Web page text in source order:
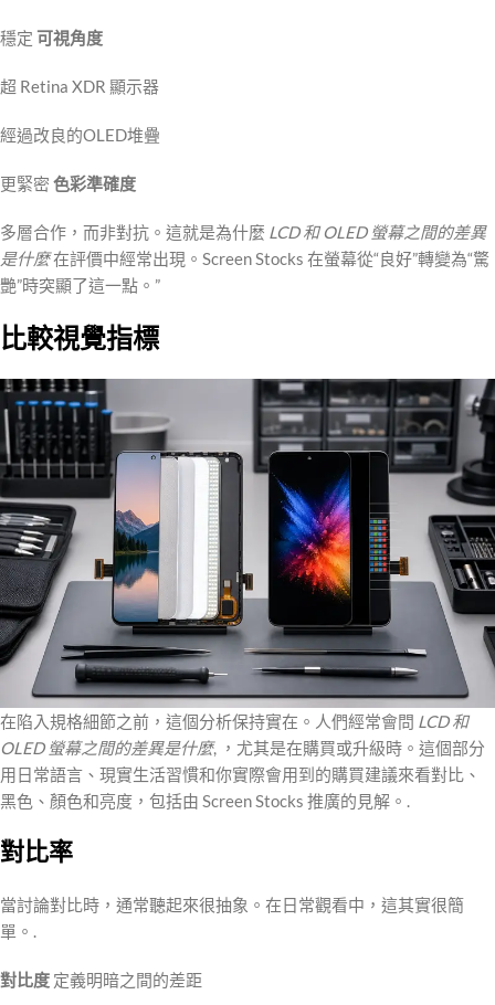
穩定 可視角度
超 Retina XDR 顯示器
經過改良的OLED堆疊
更緊密 色彩準確度
多層合作，而非對抗。這就是為什麼 LCD 和 OLED 螢幕之間的差異
是什麼在評價中經常出現。Screen Stocks 在螢幕從“良好”轉變為“驚
艷”時突顯了這一點。”
比較視覺指標
在陷入規格細節之前，這個分析保持實在。人們經常會問 LCD 和
OLED 螢幕之間的差異是什麼, ，尤其是在購買或升級時。這個部分
用日常語言、現實生活習慣和你實際會用到的購買建議來看對比、
黑色、顏色和亮度，包括由 Screen Stocks 推廣的見解。.
對比率
當討論對比時，通常聽起來很抽象。在日常觀看中，這其實很簡
單。.
對比度 定義明暗之間的差距